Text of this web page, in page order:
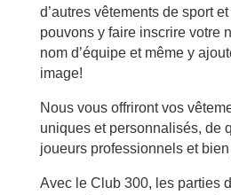
d’autres vêtements de sport
pouvons y faire inscrire votre
nom d’équipe et même y
image!
Nous vous offriront vos
uniques et personnalisés, de
joueurs professionnels et
Avec le Club 300, les parties